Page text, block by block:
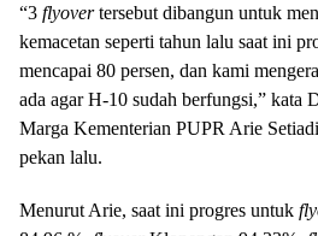
“3 flyovertersebut dibangun untuk
kemacetan seperti tahun lalu saat ini
mencapai 80 persen, dan kami
ada agar H-10 sudah berfungsi,” kata
Marga Kementerian PUPR Arie
pekan lalu.
Menurut Arie, saat ini progres untuk